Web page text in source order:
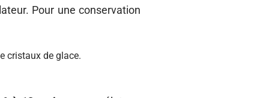
Pour une conservation
cristaux de glace.